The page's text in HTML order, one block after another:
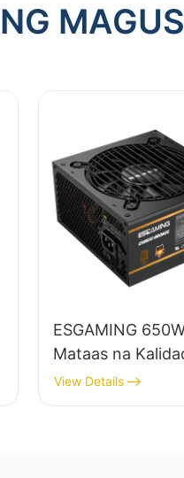
ESGAMING
Mataas na
na Kahusayan
Module 80+
View Details